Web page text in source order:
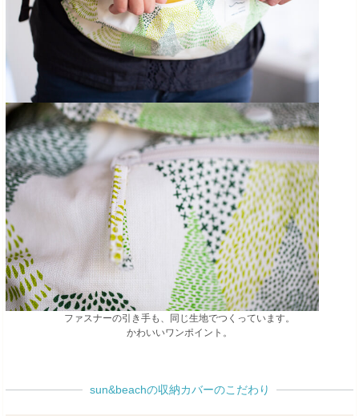
ファスナーの引き手も、同じ生地でつくっています。
かわいいワンポイント。
sun&beachの収納カバーのこだわり